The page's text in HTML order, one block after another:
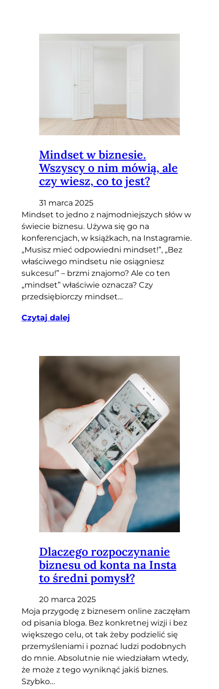
Mindset w biznesie.
Wszyscy o nim mówią, ale
czy wiesz, co to jest?
31 marca 2025
Mindset to jedno z najmodniejszych słów w
świecie biznesu. Używa się go na
konferencjach, w książkach, na Instagramie.
„Musisz mieć odpowiedni mindset!”, „Bez
właściwego mindsetu nie osiągniesz
sukcesu!” – brzmi znajomo? Ale co ten
„mindset” właściwie oznacza? Czy
przedsiębiorczy mindset…
Czytaj dalej
Dlaczego rozpoczynanie
biznesu od konta na Insta
to średni pomysł?
20 marca 2025
Moja przygodę z biznesem online zaczęłam
od pisania bloga. Bez konkretnej wizji i bez
większego celu, ot tak żeby podzielić się
przemyśleniami i poznać ludzi podobnych
do mnie. Absolutnie nie wiedziałam wtedy,
że może z tego wyniknąć jakiś biznes.
Szybko…